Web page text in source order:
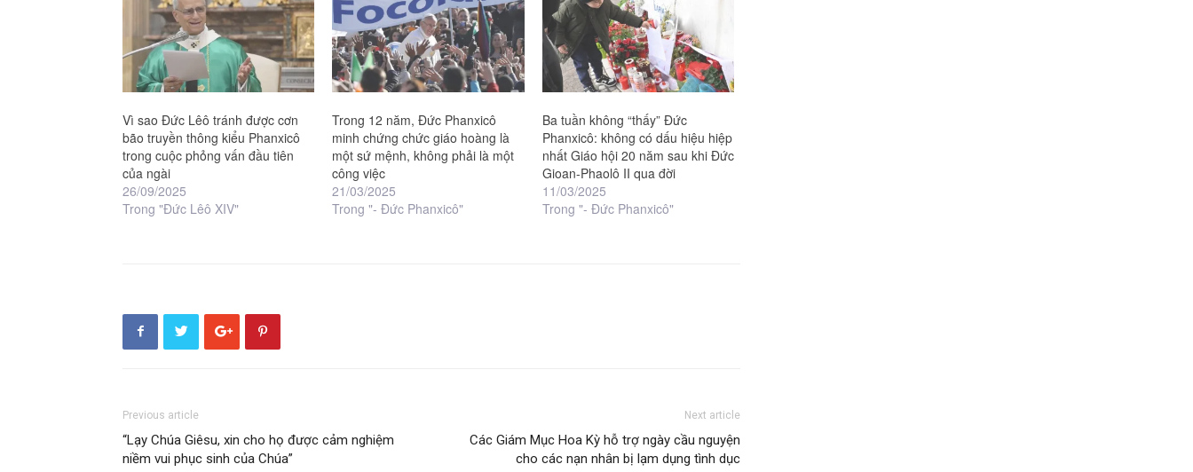
Vì sao Đức Lêô tránh được cơn
bão truyền thông kiểu Phanxicô
trong cuộc phỏng vấn đầu tiên
của ngài
26/09/2025
Trong "Đức Lêô XIV"
Trong 12 năm, Đức Phanxicô
minh chứng chức giáo hoàng là
một sứ mệnh, không phải là một
công việc
21/03/2025
Trong "- Đức Phanxicô"
Ba tuần không “thấy” Đức
Phanxicô: không có dấu hiệu hiệp
nhất Giáo hội 20 năm sau khi Đức
Gioan-Phaolô II qua đời
11/03/2025
Trong "- Đức Phanxicô"
Previous article
“Lạy Chúa Giêsu, xin cho họ được cảm nghiệm
niềm vui phục sinh của Chúa”
Next article
Các Giám Mục Hoa Kỳ hỗ trợ ngày cầu nguyện
cho các nạn nhân bị lạm dụng tình dục